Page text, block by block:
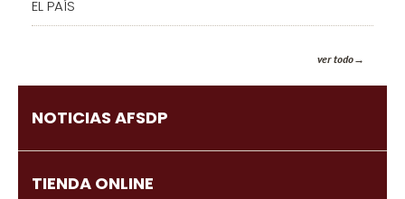
EL PAÍS
ver todo
NOTICIAS AFSDP
TIENDA ONLINE